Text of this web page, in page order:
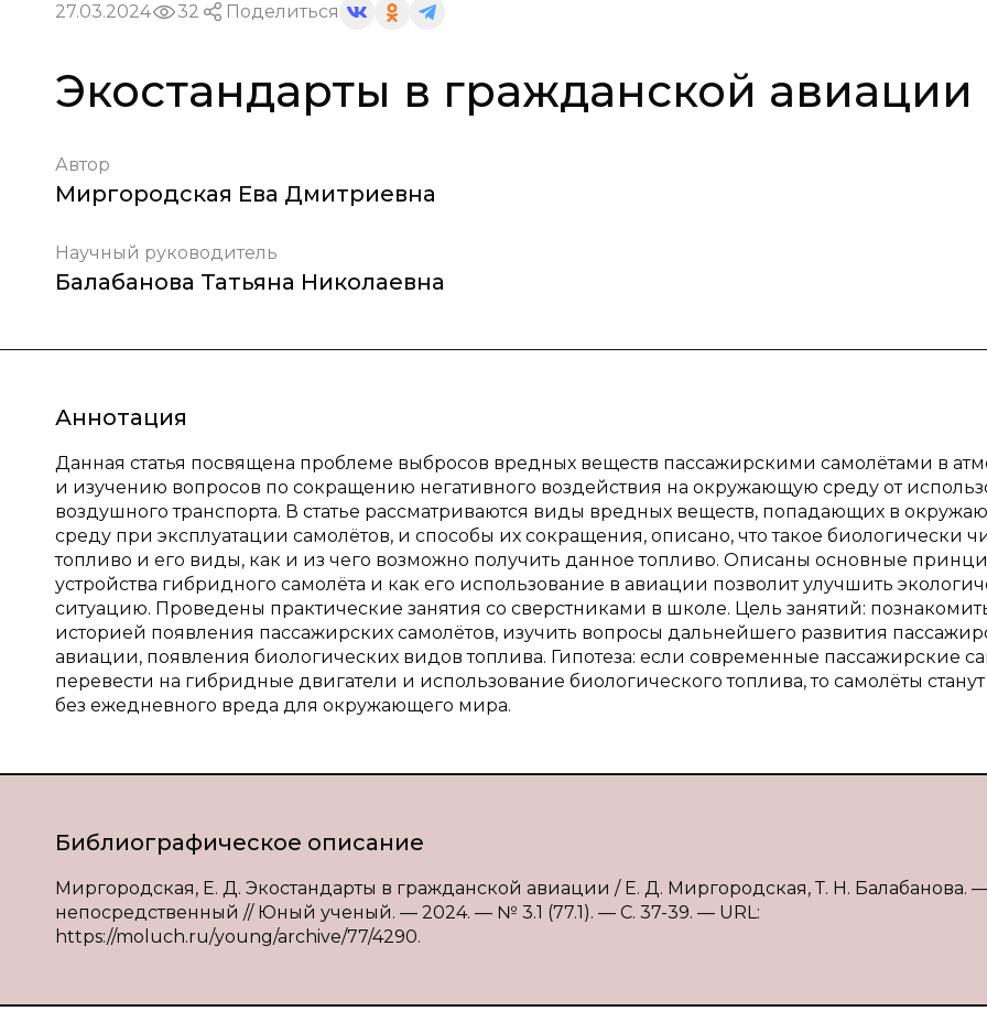
27.03.2024 32 Поделиться
Экостандарты в гражданской авиации
Автор
Миргородская Ева Дмитриевна
Научный руководитель
Балабанова Татьяна Николаевна
Аннотация
Данная статья посвящена проблеме выбросов вредных веществ пассажирскими самолётами в
и изучению вопросов по сокращению негативного воздействия на окружающую среду от
воздушного транспорта. В статье рассматриваются виды вредных веществ, попадающих в
среду при эксплуатации самолётов, и способы их сокращения, описано, что такое биологически
топливо и его виды, как и из чего возможно получить данное топливо. Описаны основные
устройства гибридного самолёта и как его использование в авиации позволит улучшить
ситуацию. Проведены практические занятия со сверстниками в школе. Цель занятий:
историей появления пассажирских самолётов, изучить вопросы дальнейшего развития
авиации, появления биологических видов топлива. Гипотеза: если современные пассажирские
перевести на гибридные двигатели и использование биологического топлива, то самолёты станут
без ежедневного вреда для окружающего мира.
Библиографическое описание
Миргородская, Е. Д. Экостандарты в гражданской авиации / Е. Д. Миргородская, Т. Н. Балабанова. —
непосредственный // Юный ученый. — 2024. — № 3.1 (77.1). — С. 37-39. — URL:
https://moluch.ru/young/archive/77/4290.